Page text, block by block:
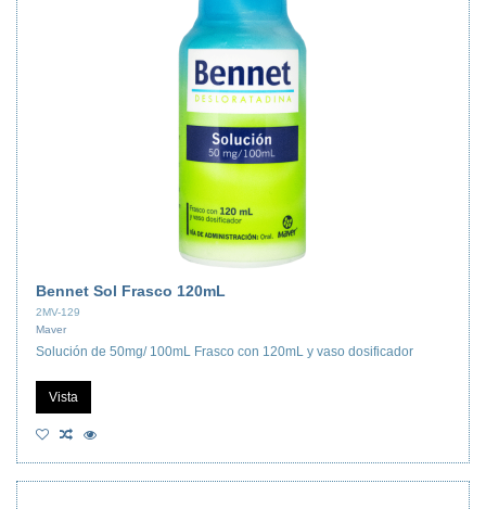
Bennet Sol Frasco 120mL
2MV-129
Maver
Solución de 50mg/ 100mL Frasco con 120mL y vaso dosificador
Vista